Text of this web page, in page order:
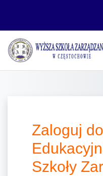
Zaloguj
Szkoły